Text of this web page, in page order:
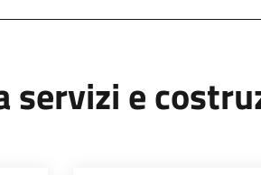
servizi e